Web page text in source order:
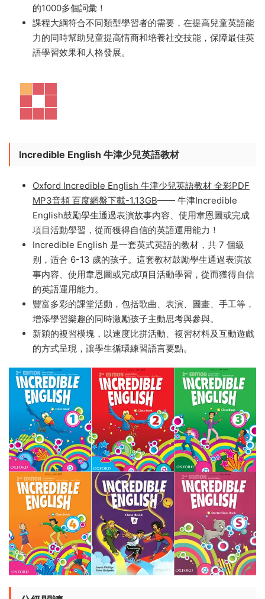
到的自然發音拼讀教學、強大的語言技能訓練和快速推進
高效的綜合教學大綱，并将課程精神延伸到課堂外英語教
學延伸到課堂外，推廣家庭與友誼的價值觀。
7個級别的課程讓學生輕松學會英語課标要求的1600個核
的1000多個詞彙！
課程大綱符合不同類型學習者的需要，在提高兒童英語能
Incredible English 牛津少兒英語教材
Oxford Incredible English 牛津少兒英語教材 全彩PDF
MP3音頻 百度網盤下載-1.13GB—— 牛津Incredible
English鼓勵學生通過表演故事内容、使用韋恩圖或完成
項目活動學習，從而獲得自信的英語運用能力！
Incredible English 是一套英式英語的教材，共 7 個級
别，适合 6-13 歲的孩子。這套教材鼓勵學生通過表演故
事内容、使用韋恩圖或完成項目活動學習，從而獲得自信
豐富多彩的課堂活動，包括歌曲、表演、圖畫、手工等，
增添學習樂趣的同時激勵孩子主動思考與參與。
新穎的複習模塊，以速度比拼活動、複習材料及互動遊戲
的方式呈現，讓學生循環練習語言要點。